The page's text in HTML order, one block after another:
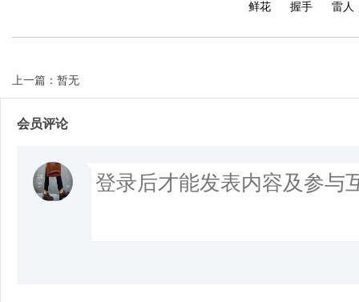
鲜花 握手 雷人
上一篇：暂无
会员评论